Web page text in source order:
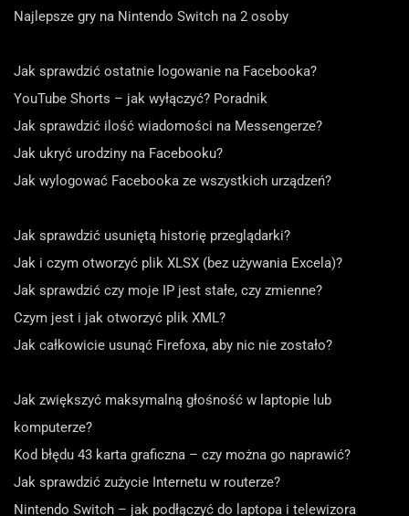
Najlepsze gry na Nintendo Switch na 2 osoby
Jak sprawdzić ostatnie logowanie na Facebooka?
YouTube Shorts – jak wyłączyć? Poradnik
Jak sprawdzić ilość wiadomości na Messengerze?
Jak ukryć urodziny na Facebooku?
Jak wylogować Facebooka ze wszystkich urządzeń?
Jak sprawdzić usuniętą historię przeglądarki?
Jak i czym otworzyć plik XLSX (bez używania Excela)?
Jak sprawdzić czy moje IP jest stałe, czy zmienne?
Czym jest i jak otworzyć plik XML?
Jak całkowicie usunąć Firefoxa, aby nic nie zostało?
Jak zwiększyć maksymalną głośność w laptopie lub
komputerze?
Kod błędu 43 karta graficzna – czy można go naprawić?
Jak sprawdzić zużycie Internetu w routerze?
Nintendo Switch – jak podłączyć do laptopa i telewizora